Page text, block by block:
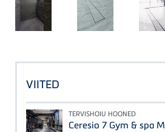
VIITED
TERVISHOIU HOONED
Ceresio 7 Gym & spa